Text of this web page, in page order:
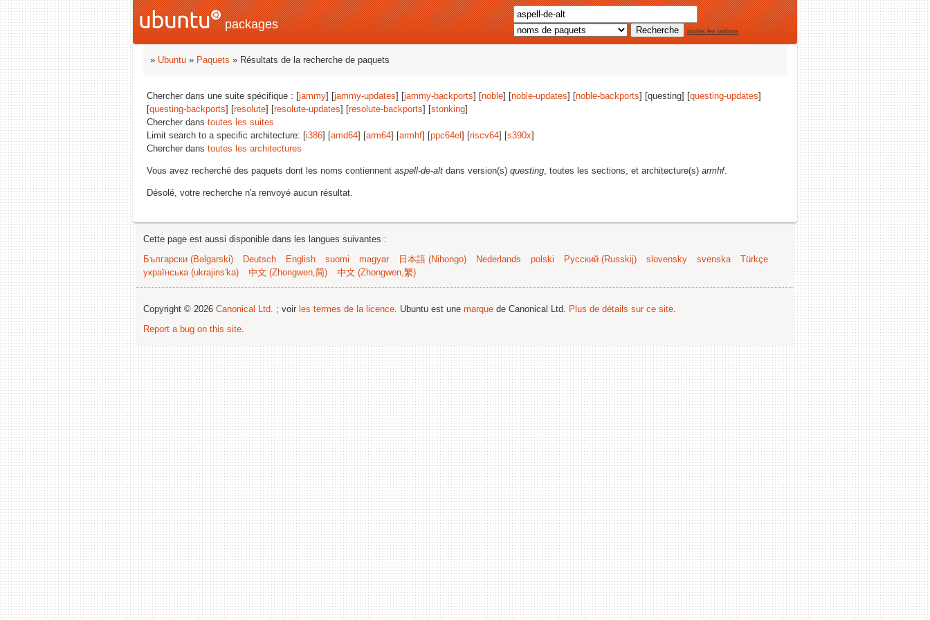
packages toutes les options
» Ubuntu » Paquets » Résultats de la recherche de paquets
Chercher dans une suite spécifique : [jammy] [jammy-updates] [jammy-backports] [noble] [noble-updates] [noble-backports] [questing] [questing-updates]
[questing-backports] [resolute] [resolute-updates] [resolute-backports] [stonking]
Chercher dans toutes les suites
Limit search to a specific architecture: [i386] [amd64] [arm64] [armhf] [ppc64el ] [riscv64] [s390x]
Chercher dans toutes les architectures
Vous avez recherché des paquets dont les noms contiennent aspell-de-alt dans version(s) questing, toutes les sections, et architecture(s) armhf.
Désolé, votre recherche n'a renvoyé aucun résultat.
Cette page est aussi disponible dans les langues suivantes :
Български (Bəlgarski)
Deutsch English suomi magyar 日本語 (Nihongo) Nederlands polski Русский (Russkij) slovensky svenska
Türkçe
українська (ukrajins'ka)
中文 (Zhongwen,简) 中文 (Zhongwen,繁)
Copyright © 2026 Canonical Ltd. ; voir les termes de la licence. Ubuntu est une marque de Canonical Ltd. Plus de détails sur ce site.
Report a bug on this site.